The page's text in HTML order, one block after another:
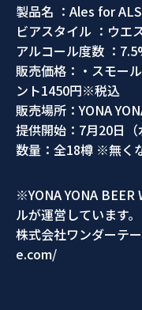
製品名 ：Ales for
ビアスタイル ：ウエ
アルコール度数 ：
販売価格：・スモー
ント1450円※税込
販売場所：YONA
提供開始：7月20日（
数量：全18樽 ※無く
※YONA YONA BEER
ルが運営しています。
株式会社ワンダーテ
e.com/